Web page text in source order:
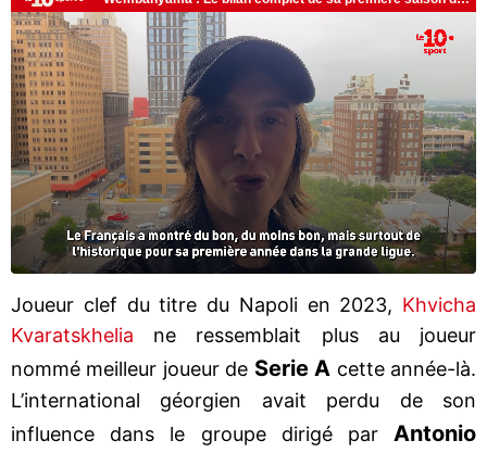
Joueur clef du titre du Napoli en 2023, Khvicha
Kvaratskhelia ne ressemblait plus au joueur
nommé meilleur joueur de Serie A cette année-là.
L’international géorgien avait perdu de son
influence dans le groupe dirigé parAntonio